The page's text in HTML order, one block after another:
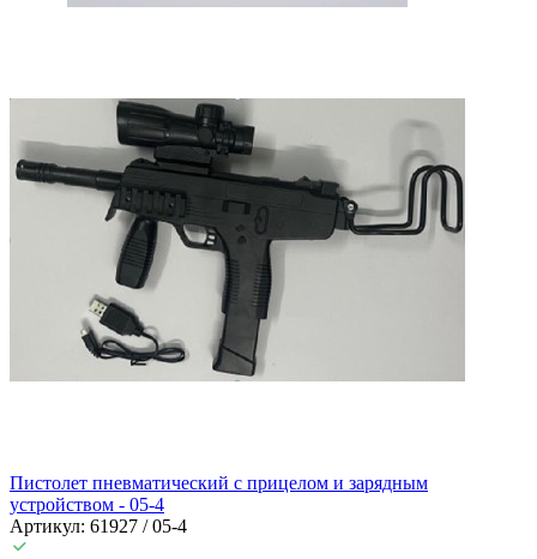
Пистолет пневматический с прицелом и зарядным
устройством - 05-4
Артикул: 61927 / 05-4